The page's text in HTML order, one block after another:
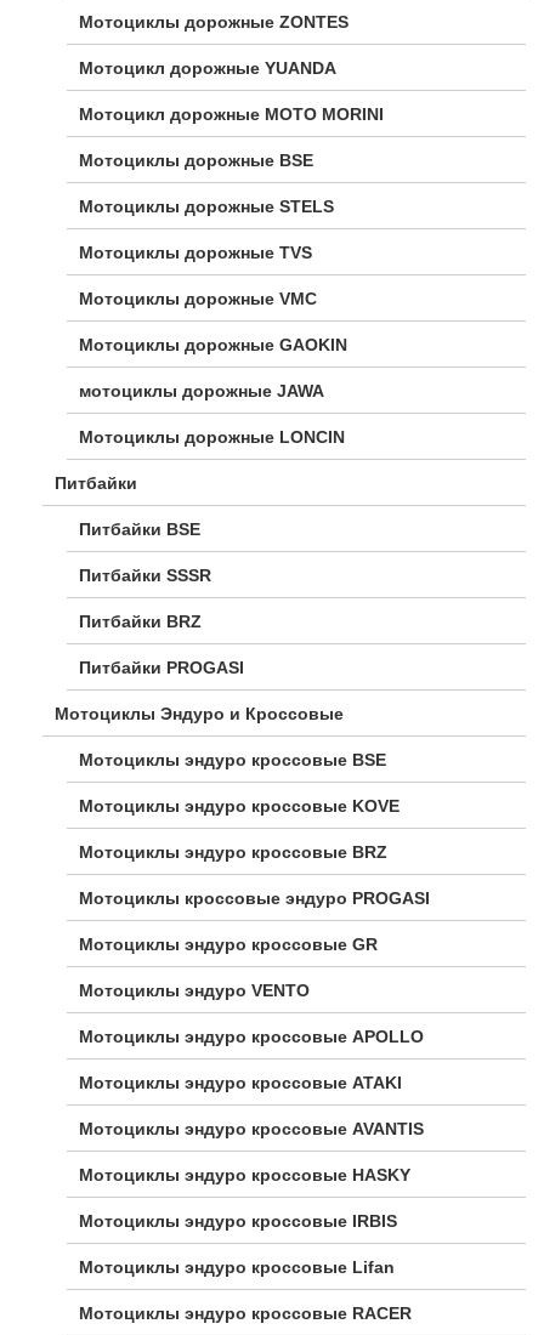
Мотоциклы дорожные ZONTES
Мотоцикл дорожные YUANDA
Мотоцикл дорожные МОТО MORINI
Мотоциклы дорожные BSE
Мотоциклы дорожные STELS
Мотоциклы дорожные TVS
Мотоциклы дорожные VMC
Мотоциклы дорожные GAOKIN
мотоциклы дорожные JAWA
Мотоциклы дорожные LONCIN
Питбайки
Питбайки BSE
Питбайки SSSR
Питбайки BRZ
Питбайки PROGASI
Мотоциклы Эндуро и Кроссовые
Мотоциклы эндуро кроссовые BSE
Мотоциклы эндуро кроссовые KOVE
Мотоциклы эндуро кроссовые BRZ
Мотоциклы кроссовые эндуро PROGASI
Мотоциклы эндуро кроссовые GR
Мотоциклы эндуро VENTO
Мотоциклы эндуро кроссовые APOLLO
Мотоциклы эндуро кроссовые ATAKI
Мотоциклы эндуро кроссовые AVANTIS
Мотоциклы эндуро кроссовые HASKY
Мотоциклы эндуро кроссовые IRBIS
Мотоциклы эндуро кроссовые Lifan
Мотоциклы эндуро кроссовые RACER